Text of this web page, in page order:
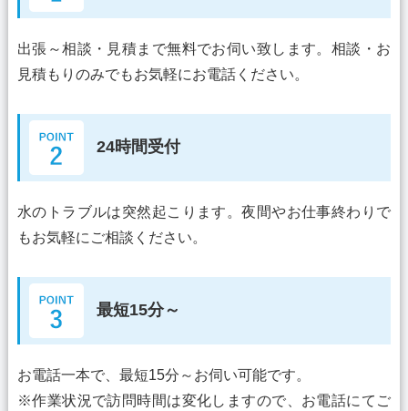
出張～相談・見積まで無料でお伺い致します。相談・お
見積もりのみでもお気軽にお電話ください。
24時間受付
水のトラブルは突然起こります。夜間やお仕事終わりで
もお気軽にご相談ください。
最短15分～
お電話一本で、最短15分～お伺い可能です。
※作業状況で訪問時間は変化しますので、お電話にてご